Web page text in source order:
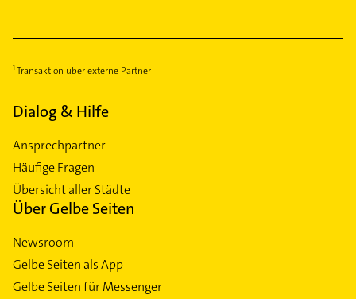
Transaktion über externe Partner
Dialog & Hilfe
Ansprechpartner
Häufige Fragen
Übersicht aller Städte
Über Gelbe Seiten
Newsroom
Gelbe Seiten als App
Gelbe Seiten für Messenger